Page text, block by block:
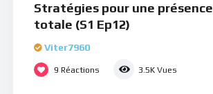
Stratégies pour une présence
totale (S1 Ep12)
Viter7960
9 Réactions 3.5K Vues